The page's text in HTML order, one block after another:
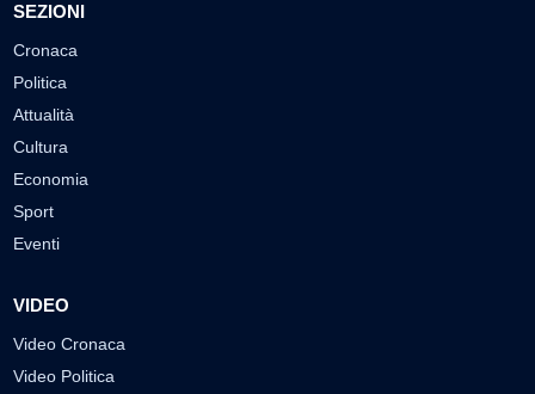
SEZIONI
Cronaca
Politica
Attualità
Cultura
Economia
Sport
Eventi
VIDEO
Video Cronaca
Video Politica